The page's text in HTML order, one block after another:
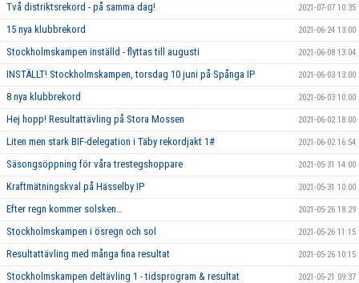
Två distriktsrekord - på samma dag! 2021-07-07 10:35
15 nya klubbrekord 2021-06-24 13:00
Stockholmskampen inställd - flyttas till augusti 2021-06-08 13:04
INSTÄLLT! Stockholmskampen, torsdag 10 juni på Spånga IP 2021-06-03 13:00
8 nya klubbrekord 2021-06-03 10:00
Hej hopp! Resultattävling på Stora Mossen 2021-06-02 18:00
Liten men stark BIF-delegation i Täby rekordjakt 1# 2021-06-02 16:54
Säsongsöppning för våra trestegshoppare 2021-05-31 14:00
Kraftmätningskval på Hässelby IP 2021-05-31 10:00
Efter regn kommer solsken… 2021-05-26 18:29
Stockholmskampen i ösregn och sol 2021-05-26 11:15
Resultattävling med många fina resultat 2021-05-26 10:15
Stockholmskampen deltävling 1 - tidsprogram & resultat 2021-05-21 09:37